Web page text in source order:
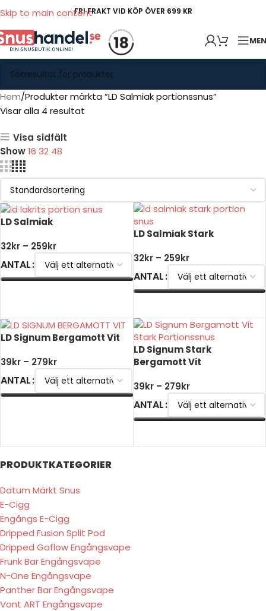
Skip to main contentFRI FRAKT VID KÖP ÖVER 699 KR
PRODUKTKATEGORIER
Datum Märkt Snus
E-Cigg
Engångs E-Cigg
Dripped Fusion Split Pod
Dripped Goflow Engångsvape
Frunk Bar Engångsvape
N-One Engångsvape
Panther Bar Engångsvape
Vont ART Engångsvape
Hem Produkter märkta ”LD Salmiak portionssnus”
Visar alla 4 resultat
Visa sidfält
Show16 32 48
LD Salmiak
32kr – 259kr
ANTAL
LD Salmiak Stark
32kr – 259kr
ANTAL
LD Signum Bergamott Vit
39kr – 279kr
ANTAL
LD Signum Stark
Bergamott Vit
39kr – 279kr
ANTAL